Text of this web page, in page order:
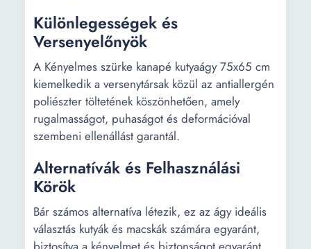
Különlegességek és
Versenyelőnyök
A Kényelmes szürke kanapé kutyaágy 75x65 cm
kiemelkedik a versenytársak közül az antiallergén
poliészter töltetének köszönhetően, amely
rugalmasságot, puhaságot és deformációval
szembeni ellenállást garantál.
Alternatívák és Felhasználási
Körök
Bár számos alternatíva létezik, ez az ágy ideális
választás kutyák és macskák számára egyaránt,